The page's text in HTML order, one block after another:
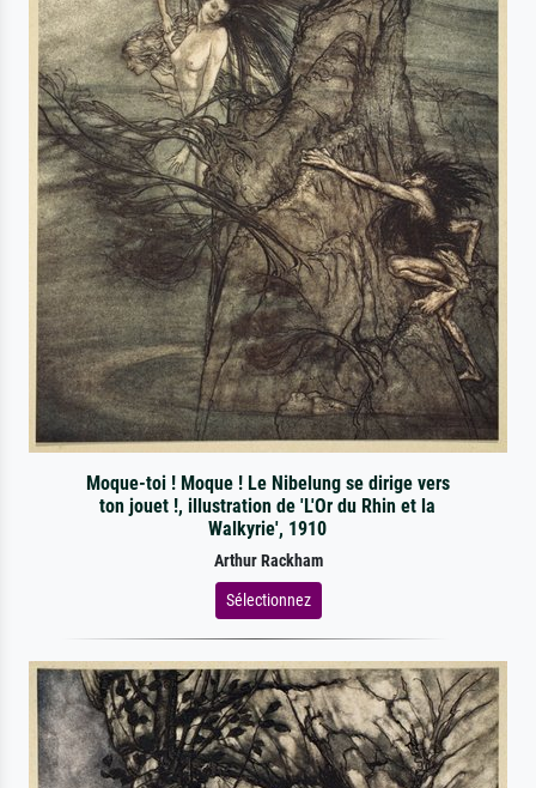
Moque-toi ! Moque ! Le Nibelung se dirige vers
ton jouet !, illustration de 'L'Or du Rhin et la
Walkyrie', 1910
Arthur Rackham
Sélectionnez